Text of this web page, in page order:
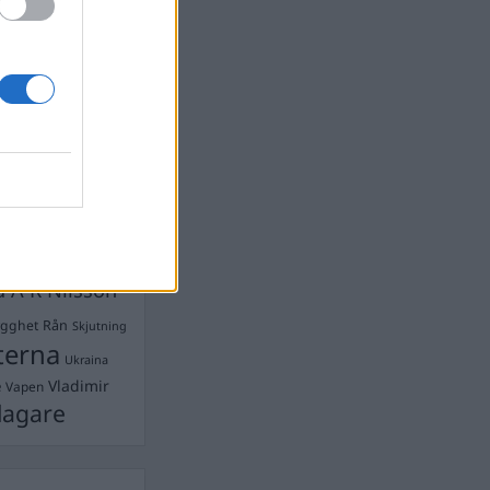
A R Nilsson
Rån Skjutning
Ukraina
Vapen Vladimir